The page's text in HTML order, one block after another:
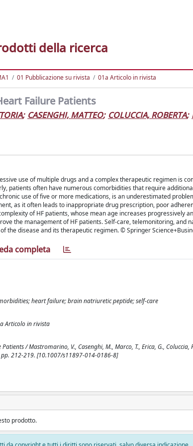
della ricerca
01 Pubblicazione su rivista 01a Articolo in rivista
Failure Patients
; CASENGHI, MATTEO; COLUCCIA, ROBERTA;
use of multiple drugs and a complex therapeutic regimen is
patients often have numerous comorbidities that require
use of five or more medications, is an underestimated
as it often leads to inappropriate drug prescription, poor
of HF patients, whose mean age increases progressively
the management of HF patients. Self-care, telemonitoring,
the disease and its therapeutic regimen. © Springer
completa
heart failure; brain natriuretic peptide; self-care
Articolo in rivista
/ Mastromarino, V., Casenghi, M., Marco, T., Erica, G., Coluccia,
212-219. [10.1007/s11897-014-0186-8]
prodotto.